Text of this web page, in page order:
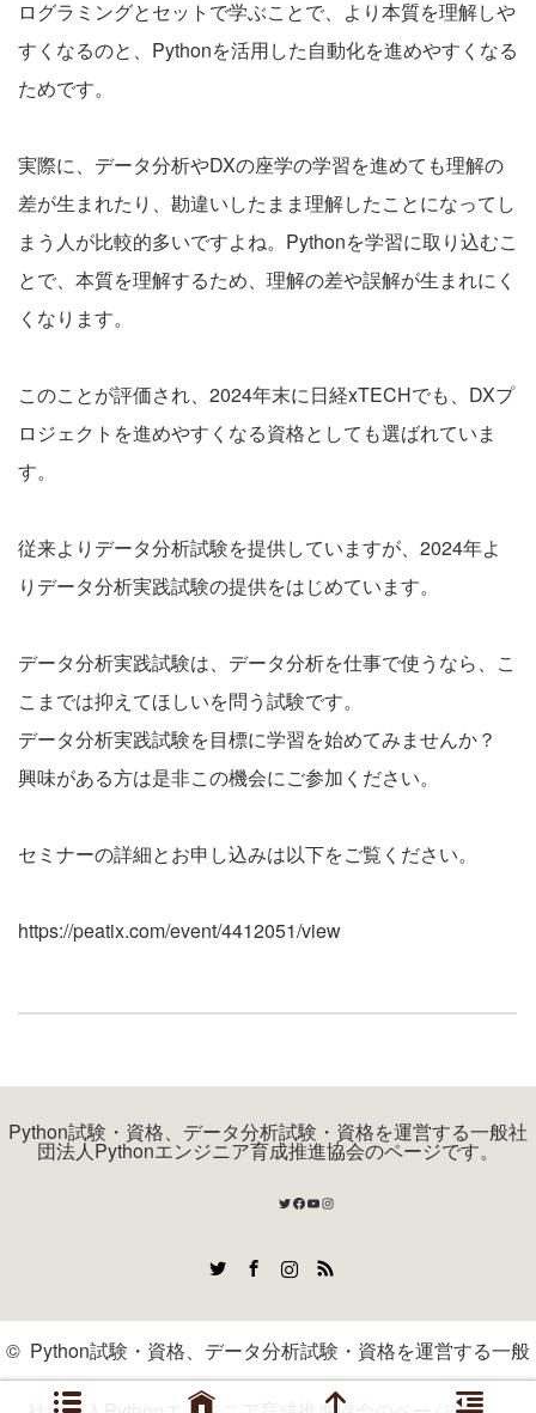
ログラミングとセットで学ぶことで、より本質を理解しや
すくなるのと、Pythonを活用した自動化を進めやすくなる
ためです。
実際に、データ分析やDXの座学の学習を進めても理解の
差が生まれたり、勘違いしたまま理解したことになってし
まう人が比較的多いですよね。Pythonを学習に取り込むこ
とで、本質を理解するため、理解の差や誤解が生まれにく
くなります。
このことが評価され、2024年末に日経xTECHでも、DXプ
ロジェクトを進めやすくなる資格としても選ばれていま
す。
従来よりデータ分析試験を提供していますが、2024年よ
りデータ分析実践試験の提供をはじめています。
データ分析実践試験は、データ分析を仕事で使うなら、こ
こまでは抑えてほしいを問う試験です。
データ分析実践試験を目標に学習を始めてみませんか？
興味がある方は是非この機会にご参加ください。
セミナーの詳細とお申し込みは以下をご覧ください。
https://peatix.com/event/4412051/view
Python試験・資格、データ分析試験・資格を運営する一般社
団法人Pythonエンジニア育成推進協会のページです。
Twitter
Facebook
YouTube
Instagram
RSS
© Python試験・資格、データ分析試験・資格を運営する一般